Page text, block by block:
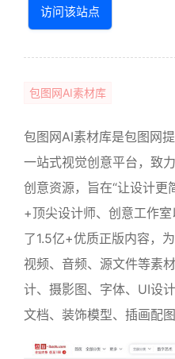
访问该站点
包图网AI素材库
包图网AI素材库是包图网
一站式视觉创意平台，致
创意资源，旨在“让设计更
+顶尖设计师、创意工作
了1.5亿+优质正版内容，
视频、音频、源文件等素
计、摄影图、字体、UI设
文档、装饰模型、插画配